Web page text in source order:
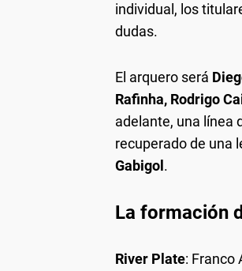
individual, los
dudas.
El arquero será
Rafinha, Rodrigo
adelante, una línea
recuperado de una
Gabigol .
La formación
River Plate: Franco